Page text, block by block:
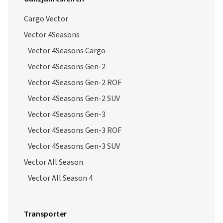
Cargo Vector
Vector 4Seasons
Vector 4Seasons Cargo
Vector 4Seasons Gen-2
Vector 4Seasons Gen-2 ROF
Vector 4Seasons Gen-2 SUV
Vector 4Seasons Gen-3
Vector 4Seasons Gen-3 ROF
Vector 4Seasons Gen-3 SUV
Vector All Season
Vector All Season 4
Transporter